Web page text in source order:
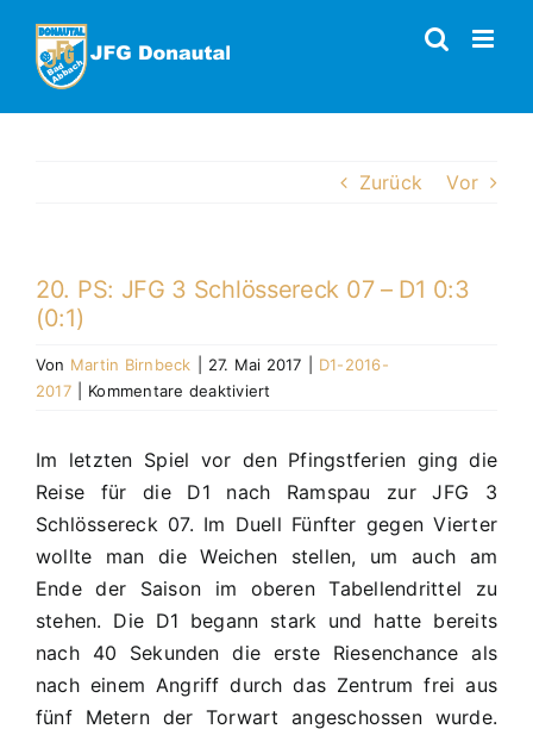
Inhalt
springen
Zurück Vor
20. PS: JFG 3 Schlössereck 07 – D1 0:3
(0:1)
Von Martin Birnbeck 27. Mai 2017
D1-2016-
2017
Kommentare deaktiviert
JFG
3
Schlössereck
D1
0:3
(0:1)
Im letzten Spiel vor den Pfingstferien ging die
Reise für die D1 nach Ramspau zur JFG 3
Schlössereck 07. Im Duell Fünfter gegen Vierter
wollte man die Weichen stellen, um auch am
Ende der Saison im oberen Tabellendrittel zu
stehen. Die D1 begann stark und hatte bereits
nach 40 Sekunden die erste Riesenchance als
nach einem Angriff durch das Zentrum frei aus
fünf Metern der Torwart angeschossen wurde.